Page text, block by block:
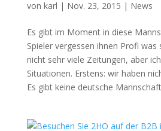
von karl | Nov. 23, 2015 | News
Es gibt im Moment in diese
Spieler vergessen ihnen Profi was
nicht sehr viele Zeitungen, aber
Situationen. Erstens: wir haben
Es gibt keine deutsche